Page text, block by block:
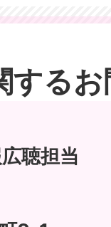
する
聴担当